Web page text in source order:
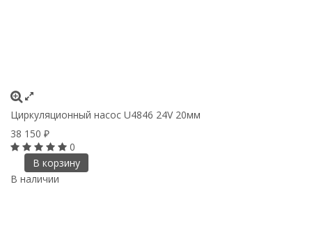
Циркуляционный насос U4846 24V 20мм
38 150 ₽
0
В корзину
В наличии